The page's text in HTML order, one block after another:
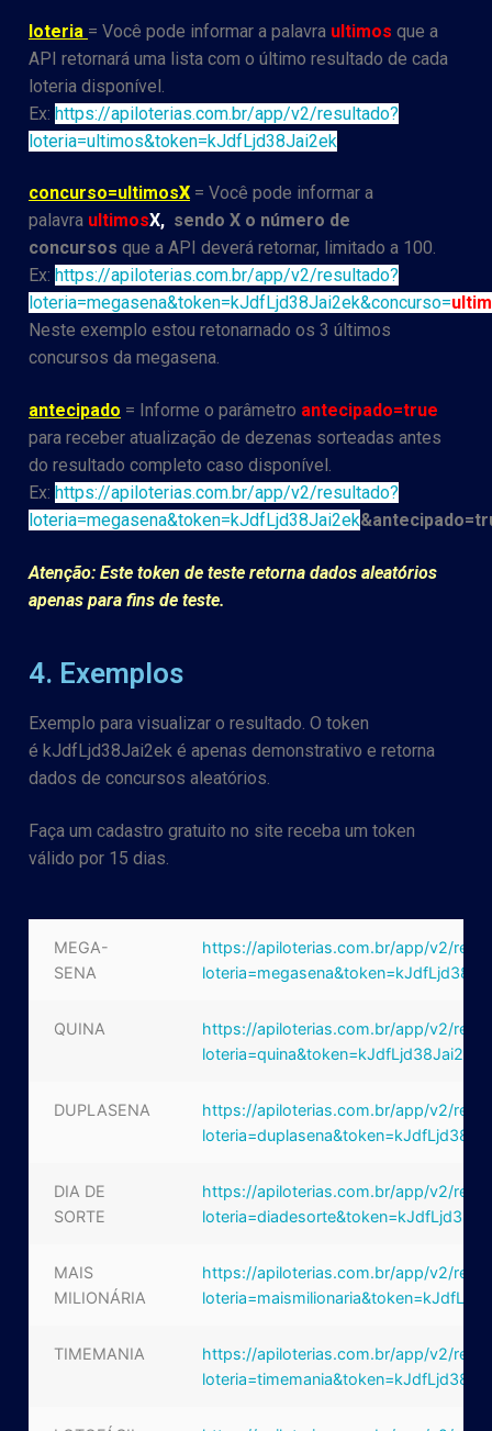
loteria = Você pode informar a palavra ultimos que a
API retornará uma lista com o último resultado de cada
loteria disponível.
Ex: https://apiloterias.com.br/app/v2/resultado?
loteria=ultimos&token=kJdfLjd38Jai2ek
concurso=ultimosX = Você pode informar a
palavra ultimosX, sendo X o número de
concursos que a API deverá retornar, limitado a 100.
Ex: https://apiloterias.com.br/app/v2/resultado?
loteria=megasena&token=kJdfLjd38Jai2ek&concurso=
Neste exemplo estou retonarnado os 3 últimos
concursos da megasena.
antecipado = Informe o parâmetro antecipado=true
para receber atualização de dezenas sorteadas antes
do resultado completo caso disponível.
Ex: https://apiloterias.com.br/app/v2/resultado?
loteria=megasena&token=kJdfLjd38Jai2ek
Atenção: Este token de teste retorna dados aleatórios
apenas para fins de teste.
4. Exemplos
Exemplo para visualizar o resultado. O token
é kJdfLjd38Jai2ek é apenas demonstrativo e retorna
dados de concursos aleatórios.
Faça um cadastro gratuito no site receba um token
válido por 15 dias.
MEGA-
SENA
https://apiloterias.com.br/app/v2/
QUINA
https://apiloterias.com.br/app/v2/
loteria=quina&token=kJdfLjd38Jai2ek
DUPLASENA
https://apiloterias.com.br/app/v2/
DIA DE
SORTE
https://apiloterias.com.br/app/v2/
MAIS
MILIONÁRIA
https://apiloterias.com.br/app/v2/
TIMEMANIA
https://apiloterias.com.br/app/v2/